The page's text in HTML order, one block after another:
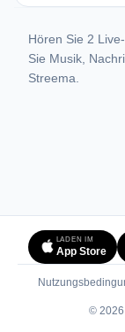
Hören Sie 2
Sie Musik,
Streema.
LADEN IM
App Store
© 2026